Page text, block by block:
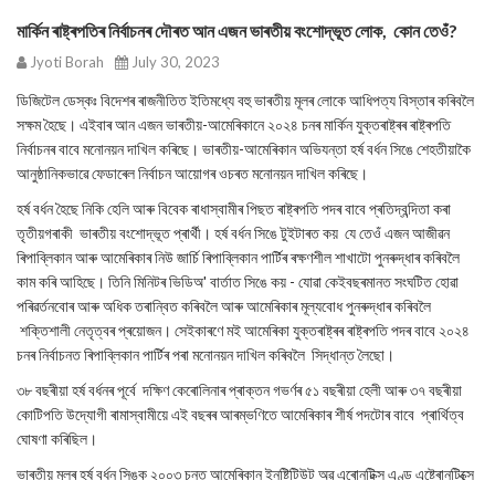
মাৰ্কিন ৰাষ্ট্ৰপতিৰ নিৰ্বাচনৰ দৌৰত আন এজন ভাৰতীয় বংশোদ্ভূত লোক, কোন তেওঁ?
Jyoti Borah July 30, 2023
ডিজিটেল ডেস্কঃ বিদেশৰ ৰাজনীতিত ইতিমধ্যে বহু ভাৰতীয় মূলৰ লোকে আধিপত্য বিস্তাৰ কৰিবলৈ
সক্ষম হৈছে। এইবাৰ আন এজন ভাৰতীয়-আমেৰিকানে ২০২৪ চনৰ মাৰ্কিন যুক্তৰাষ্ট্ৰৰ ৰাষ্ট্ৰপতি
নিৰ্বাচনৰ বাবে মনোনয়ন দাখিল কৰিছে। ভাৰতীয়-আমেৰিকান অভিযন্তা হৰ্ষ বৰ্ধন সিঙে শেহতীয়াকৈ
আনুষ্ঠানিকভাৱে ফেডাৰেল নিৰ্বাচন আয়োগৰ ওচৰত মনোনয়ন দাখিল কৰিছে।
হৰ্ষ বৰ্ধন হৈছে নিকি হেলি আৰু বিবেক ৰাধাস্বামীৰ পিছত ৰাষ্ট্ৰপতি পদৰ বাবে প্ৰতিদ্বন্দিতা কৰা
তৃতীয়গৰাকী ভাৰতীয় বংশোদ্ভূত প্ৰাৰ্থী। হৰ্ষ বৰ্ধন সিঙে টুইটাৰত কয় যে তেওঁ এজন আজীৱন
ৰিপাব্লিকান আৰু আমেৰিকাৰ নিউ জাৰ্চি ৰিপাব্লিকান পাৰ্টিৰ ৰক্ষণশীল শাখাটো পুনৰুদ্ধাৰ কৰিবলৈ
কাম কৰি আহিছে। তিনি মিনিটৰ ভিডিঅ' বাৰ্তাত সিঙে কয় - যোৱা কেইবছৰমানত সংঘটিত হোৱা
পৰিৱৰ্তনবোৰ আৰু অধিক তৰান্বিত কৰিবলৈ আৰু আমেৰিকাৰ মূল্যবোধ পুনৰুদ্ধাৰ কৰিবলৈ
শক্তিশালী নেতৃত্বৰ প্ৰয়োজন। সেইকাৰণে মই আমেৰিকা যুক্তৰাষ্ট্ৰৰ ৰাষ্ট্ৰপতি পদৰ বাবে ২০২৪
চনৰ নিৰ্বাচনত ৰিপাব্লিকান পাৰ্টিৰ পৰা মনোনয়ন দাখিল কৰিবলৈ সিদ্ধান্ত লৈছো।
৩৮ বছৰীয়া হৰ্ষ বৰ্ধনৰ পূৰ্বে দক্ষিণ কেৰোলিনাৰ প্ৰাক্তন গভৰ্ণৰ ৫১ বছৰীয়া হেলী আৰু ৩৭ বছৰীয়া
কোটিপতি উদ্যোগী ৰামাস্বামীয়ে এই বছৰৰ আৰম্ভণিতে আমেৰিকাৰ শীৰ্ষ পদটোৰ বাবে প্ৰাৰ্থিত্ব
ঘোষণা কৰিছিল।
ভাৰতীয় মূলৰ হৰ্ষ বৰ্ধন সিঙক ২০০৩ চনত আমেৰিকান ইনষ্টিটিউট অৱ এৰোনটিক্স এণ্ড এষ্ট্ৰোনটিক্সে